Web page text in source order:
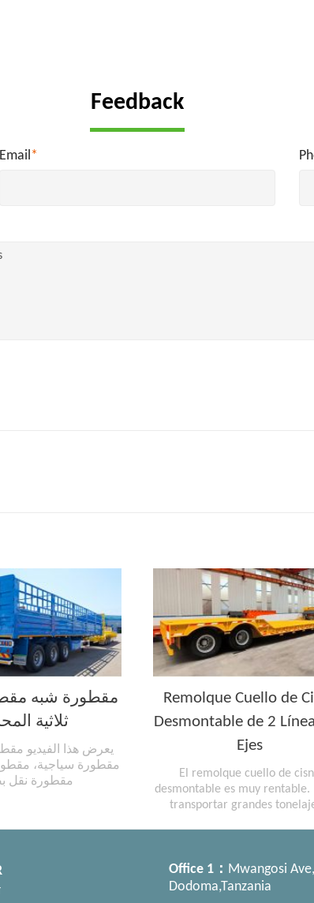
Feedback
Email *
مقطورة شبه
ثلاثية
يعرض هذا الفيديو
مقطورة سياجية،
مقطورة نقل
Remolque Cuello de
Desmontable de 2
Ejes
El remolque cuello de
desmontable es muy rentable.
transportar grandes
Office 1： Mwangosi Ave,
Dodoma,Tanzania